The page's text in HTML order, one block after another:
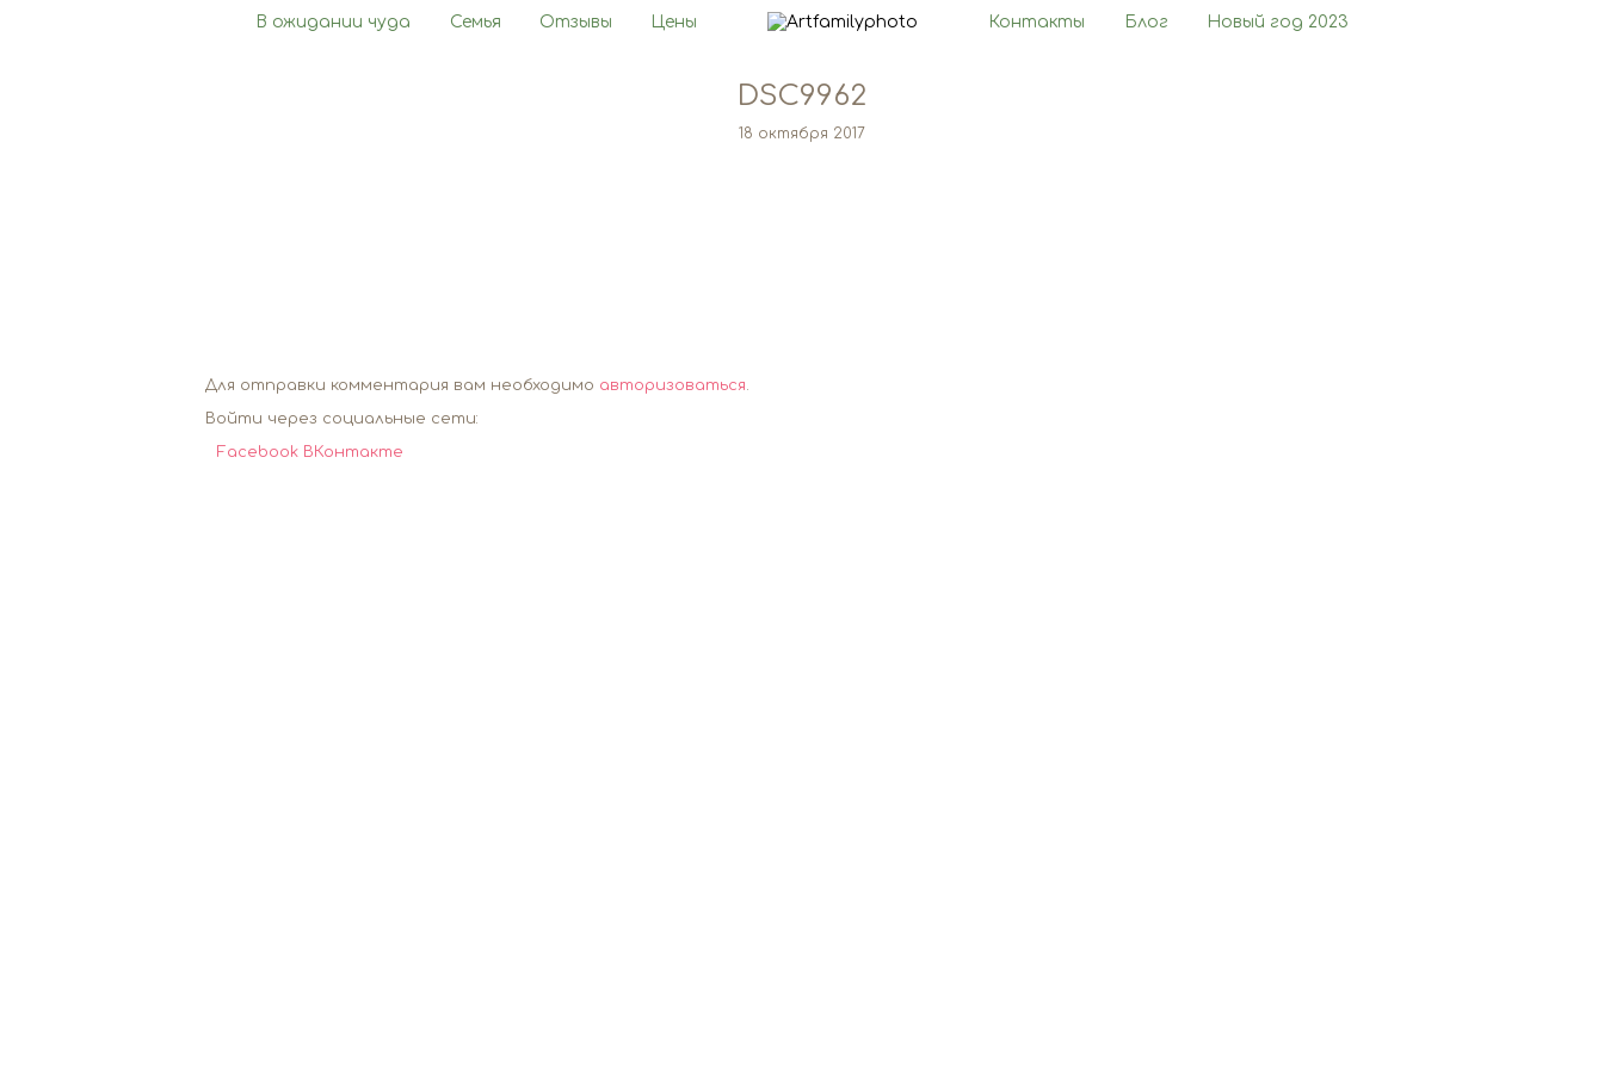
В ожидании чуда Семья Отзывы Цены Контакты Блог Новый год 2023
DSC9962
18 октября 2017
Для отправки комментария вам необходимо авторизоваться.
Войти через социальные сети:
Facebook ВКонтакте